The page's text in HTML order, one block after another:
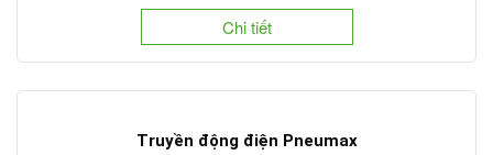
Chi tiết
Truyền động điện Pneumax